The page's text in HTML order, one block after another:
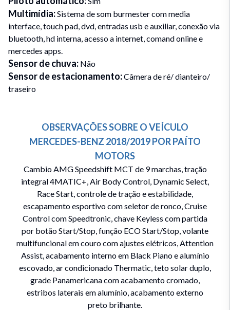
Multimídia:Sistema de som burmester com media
interface, touch pad, dvd, entradas usb e auxiliar, conexão via
bluetooth, hd interna, acesso a internet, comand online e
mercedes apps.
Sensor de chuva: Não
Sensor de estacionamento:Câmera de ré/ dianteiro/
traseiro
OBSERVAÇÕES SOBRE O VEÍCULO
MERCEDES-BENZ 2018/2019PORPAÍTO
MOTORS
Cambio AMG Speedshift MCT de 9 marchas, tração
integral 4MATIC+, Air Body Control, Dynamic Select,
Race Start, controle de tração e estabilidade,
escapamento esportivo com seletor de ronco, Cruise
Control com Speedtronic, chave Keyless com partida
por botão Start/Stop, função ECO Start/Stop, volante
multifuncional em couro com ajustes elétricos, Attention
Assist, acabamento interno em Black Piano e alumínio
escovado, ar condicionado Thermatic, teto solar duplo,
grade Panamericana com acabamento cromado,
estribos laterais em alumínio, acabamento externo
preto brilhante.